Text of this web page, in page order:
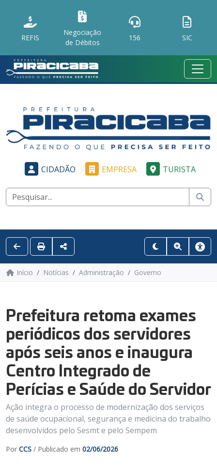
REFIS
Negociação
de Débitos
156 SIC
CIDADÃO EMPRESA TURISTA
Início Notícias Administração Governo
Prefeitura retoma exames
periódicos dos servidores
após seis anos e inaugura
Centro Integrado de
Perícias e Saúde do Servidor
Ação integra o processo de modernização dos serviços
de saúde ocupacional, segurança e medicina do trabalho
desenvolvidos pelo Sesmt e pelo Sempem
Por CCS / Publicado em 02/06/2026